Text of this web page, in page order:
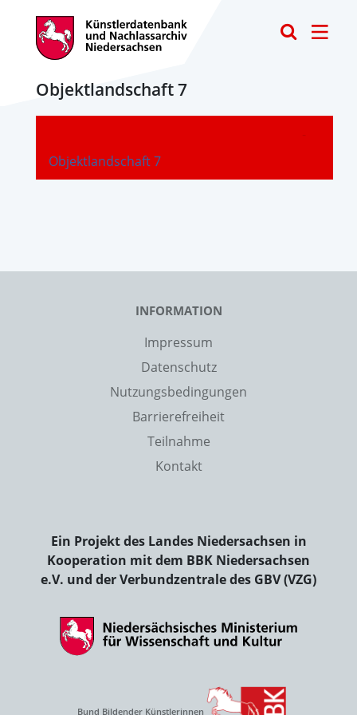
Objektlandschaft 7
Objektlandschaft 7
-
INFORMATION
Impressum
Datenschutz
Nutzungsbedingungen
Barrierefreiheit
Teilnahme
Kontakt
Ein Projekt des Landes Niedersachsen in
Kooperation mit dem BBK Niedersachsen
e.V. und der Verbundzentrale des GBV (VZG)
Bund Bildender Künstlerinnen